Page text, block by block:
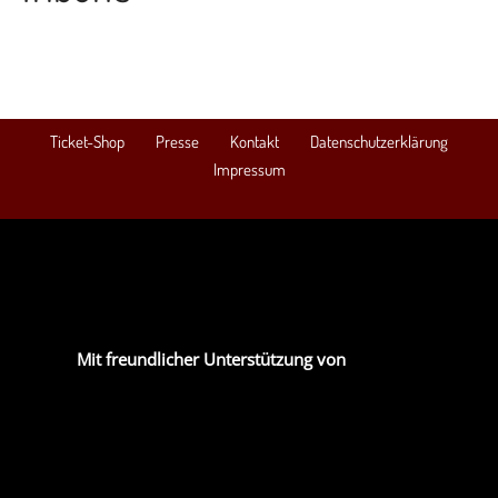
Ticket-Shop Presse Kontakt
Datenschutzerklärung
Impressum
Mit freundlicher Unterstützung von